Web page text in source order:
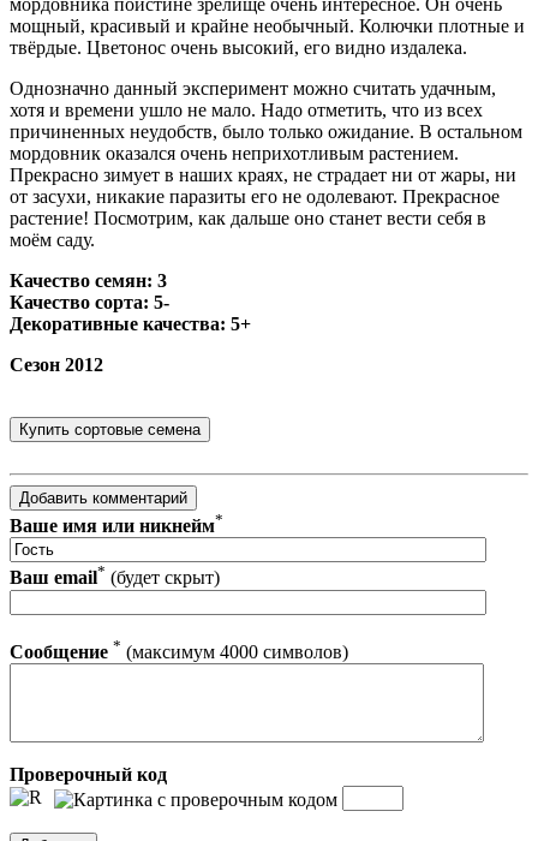
мощный, красивый и крайне необычный. Колючки плотные и
твёрдые. Цветонос очень высокий, его видно издалека.
Однозначно данный эксперимент можно считать удачным,
хотя и времени ушло не мало. Надо отметить, что из всех
причиненных неудобств, было только ожидание. В остальном
мордовник оказался очень неприхотливым растением.
Прекрасно зимует в наших краях, не страдает ни от жары, ни
от засухи, никакие паразиты его не одолевают. Прекрасное
растение! Посмотрим, как дальше оно станет вести себя в
моём саду.
Качество семян: 3
Качество сорта: 5-
Декоративные качества: 5+
Сезон 2012
Ваше имя или никнейм*
Ваш email* (будет скрыт)
Сообщение * (максимум 4000 символов)
Проверочный код